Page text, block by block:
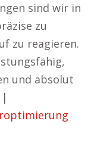
sind wir in
zu
zu reagieren.
und absolut
|